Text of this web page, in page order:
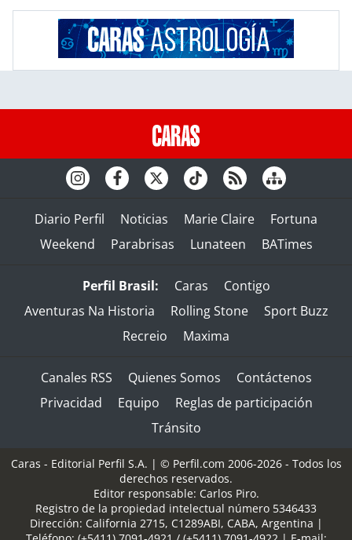
Diario Perfil Noticias Marie Claire
Fortuna
Weekend
Parabrisas Lunateen BATimes
Perfil Brasil: Caras
Contigo
Aventuras Na Historia
Rolling Stone
Sport Buzz
Recreio
Maxima
Canales RSS Quienes Somos
Contáctenos
Privacidad
Equipo
Reglas de participación
Tránsito
Caras - Editorial Perfil S.A. | © Perfil.com 2006-2026 - Todos los
derechos reservados.
Editor responsable: Carlos Piro.
Registro de la propiedad intelectual número 5346433
Dirección: California 2715, C1289ABI, CABA, Argentina |